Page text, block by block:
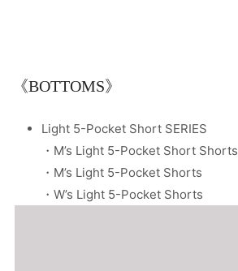
《BOTTOMS》
Light 5-Pocket Short SERIES
・M’s Light 5-Pocket Short Shorts
・M’s Light 5-Pocket Shorts
・W’s Light 5-Pocket Shorts